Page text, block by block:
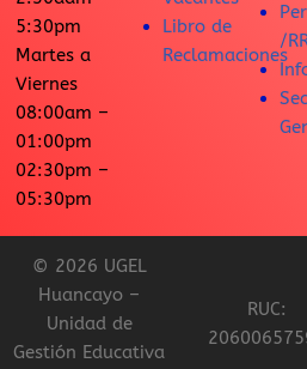
5:30pm
Martes a
Viernes
08:00am –
01:00pm
02:30pm –
05:30pm
Libro de
Reclamaciones
/
© 2026 UGEL
Huancayo –
Unidad de
Gestión Educativa
RUC: